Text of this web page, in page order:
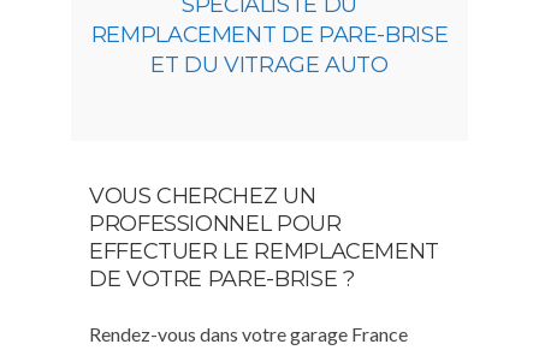
REMPLACEMENT DE PARE-BRISE
ET DU VITRAGE AUTO
VOUS CHERCHEZ UN
PROFESSIONNEL POUR
EFFECTUER LE REMPLACEMENT
DE VOTRE PARE-BRISE ?
Rendez-vous dans votre garage France